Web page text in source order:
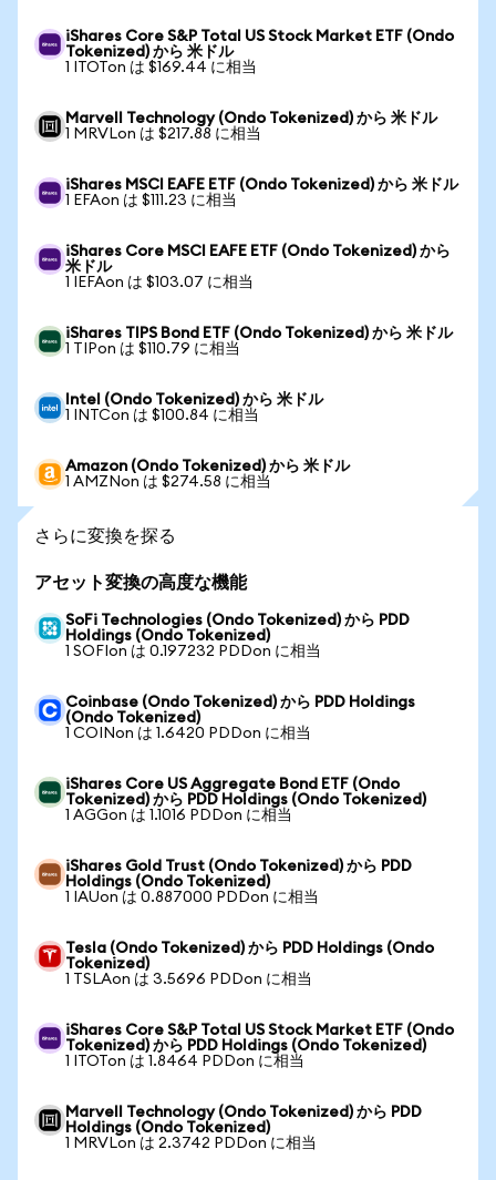
iShares Core S&P Total US Stock Market ETF (Ondo
Tokenized) から 米ドル
1 ITOTon は $169.44 に相当
Marvell Technology (Ondo Tokenized) から 米ドル
1 MRVLon は $217.88 に相当
iShares MSCI EAFE ETF (Ondo Tokenized) から 米ドル
1 EFAon は $111.23 に相当
iShares Core MSCI EAFE ETF (Ondo Tokenized) から
米ドル
1 IEFAon は $103.07 に相当
iShares TIPS Bond ETF (Ondo Tokenized) から 米ドル
1 TIPon は $110.79 に相当
Intel (Ondo Tokenized) から 米ドル
1 INTCon は $100.84 に相当
Amazon (Ondo Tokenized) から 米ドル
1 AMZNon は $274.58 に相当
さらに変換を探る
アセット変換の高度な機能
SoFi Technologies (Ondo Tokenized) から PDD
Holdings (Ondo Tokenized)
1 SOFIon は 0.197232 PDDon に相当
Coinbase (Ondo Tokenized) から PDD Holdings
(Ondo Tokenized)
1 COINon は 1.6420 PDDon に相当
iShares Core US Aggregate Bond ETF (Ondo
Tokenized) から PDD Holdings (Ondo Tokenized)
1 AGGon は 1.1016 PDDon に相当
iShares Gold Trust (Ondo Tokenized) から PDD
Holdings (Ondo Tokenized)
1 IAUon は 0.887000 PDDon に相当
Tesla (Ondo Tokenized) から PDD Holdings (Ondo
Tokenized)
1 TSLAon は 3.5696 PDDon に相当
iShares Core S&P Total US Stock Market ETF (Ondo
Tokenized) から PDD Holdings (Ondo Tokenized)
1 ITOTon は 1.8464 PDDon に相当
Marvell Technology (Ondo Tokenized) から PDD
Holdings (Ondo Tokenized)
1 MRVLon は 2.3742 PDDon に相当